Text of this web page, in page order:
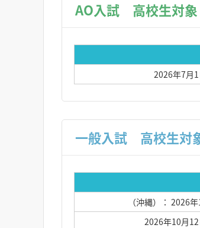
2026年7月1
（沖縄）： 2026
2026年10月12